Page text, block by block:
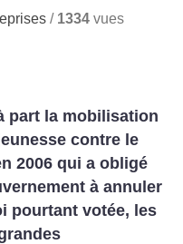
/ 1334 vues
part la mobilisation
contre le
2006 qui a obligé
à annuler
pourtant votée, les